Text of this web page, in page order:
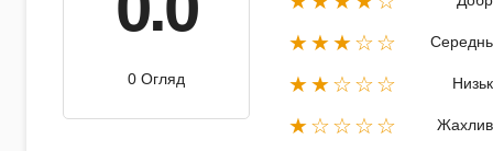
0 Огляд
★★★☆☆
★★☆☆☆
★☆☆☆☆